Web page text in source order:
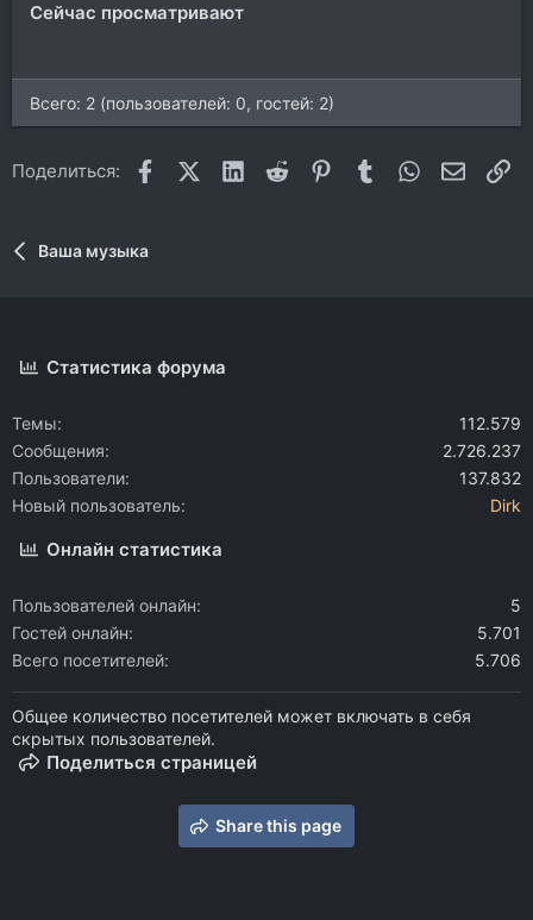
Сейчас просматривают
Всего: 2 (пользователей: 0, гостей: 2)
Поделиться: FacebookX (Twitter)
LinkedIn
Reddit Pinterest
Tumblr WhatsApp
Ваша музыка
Статистика форума
Темы
112.579
Сообщения
2.726.237
Пользователи
137.832
Новый пользователь
Dirk
Онлайн статистика
Пользователей онлайн
5
Гостей онлайн
5.701
Всего посетителей
5.706
Общее количество посетителей может включать в себя
скрытых пользователей.
Поделиться страницей
Share this page